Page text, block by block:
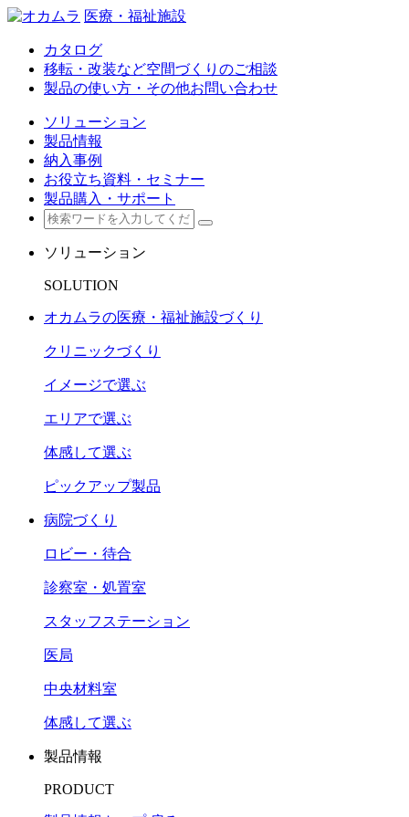
医療・福祉施設
カタログ
移転・改装など空間づくりのご相談
製品の使い方・その他お問い合わせ
ソリューション
製品情報
納入事例
お役立ち資料・セミナー
製品購入・サポート
ソリューション
SOLUTION
オカムラの医療・福祉施設づくり
クリニックづくり
イメージで選ぶ
エリアで選ぶ
体感して選ぶ
ピックアップ製品
病院づくり
ロビー・待合
診察室・処置室
スタッフステーション
医局
中央材料室
体感して選ぶ
製品情報
PRODUCT